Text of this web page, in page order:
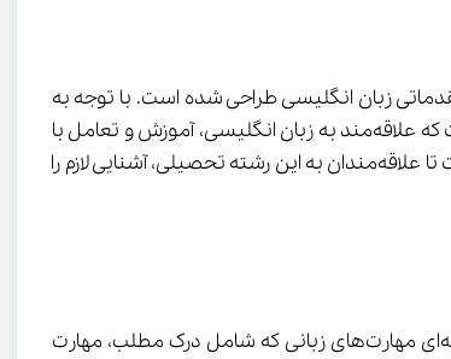
که با هدف پرورش نیروهای آموزش‌دیده برای تدریس مقدماتی زبان انگلیسی طراحی شده است. با توجه به
این که در دنیای امروز، یادگیری زبان انگلیسی به یکی از ضروری‌ترین مهارت‌های ارتباطی و شغلی تبدیل شده، این رشته نیز مناسب افرادی است که علاقه‌مند به زبان انگلیسی، آموزش و تعامل با
دیگران هستند و می‌خواهند در مدت کوتاهی وارد بازار کار شوند. بنابراین در ادامه به معرفی کامل کاردانی آموزش زبان انگلیسی خواهیم پرداخت تا علاقه‌مندان به این رشته تحصیلی، آشنایی لازم را
باید اظهار کنیم که این رشته یکی از شاخه‌های گروه زبان در مقطع کاردانی است که بر آموزش پایه‌ای مهارت‌های زبانی که شامل درک مطلب، مهارت